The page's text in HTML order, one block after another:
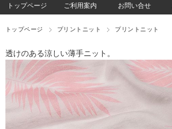
トップページ ご利用案内 お問い合せ
トップページ プリントニット プリントニット
透けのある涼しい薄手ニット。